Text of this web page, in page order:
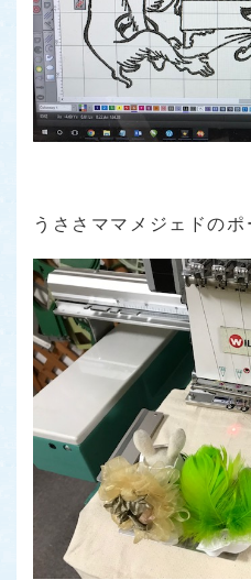
うささママメジェドの